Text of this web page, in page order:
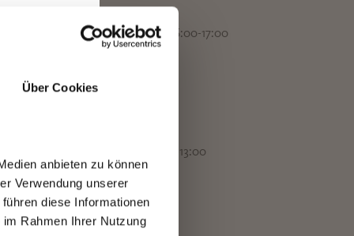
Über Cookies
anbieten zu können
Verwendung unserer
diese Informationen
Rahmen Ihrer Nutzung
18.10.: ORE 9:30-14:00 & 16:00-17:00
7.11.: ORE 9:30-16:00
14 & 21 NOVEMBRE ORE 9:30-13:00
DI NATALE DI MERANO
24.12.: ORE 10:00-13:00